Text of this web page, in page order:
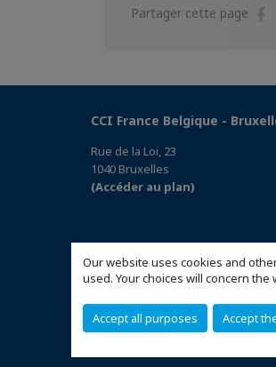
Our website uses cookies and
used. Your choices will concern
Accept all purposes Accept
Partager cette page
CCI France Belgique -
Rue de la Loi, 23
1040 Bruxelles
(Accéder au plan)